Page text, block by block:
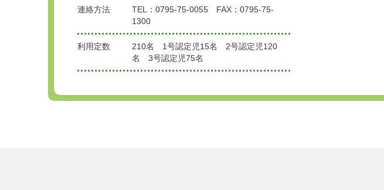
連絡方法
TEL：0795-75-0055 FAX：0795-75-
1300
利用定数
210名 1号認定児15名 2号認定児120
名 3号認定児75名